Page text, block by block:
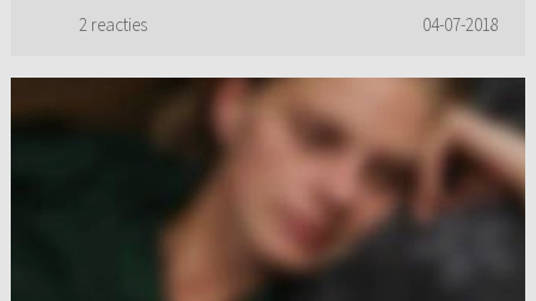
2 reacties 04-07-2018